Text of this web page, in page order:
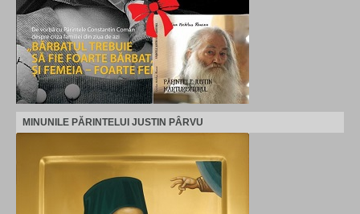
MINUNILE PĂRINTELUI JUSTIN PÂRVU